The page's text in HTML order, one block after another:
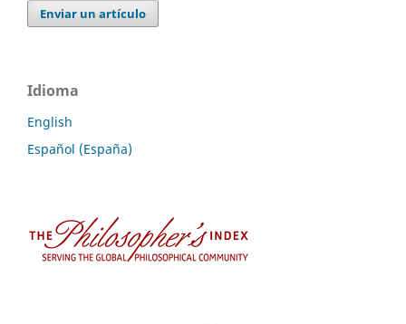
Enviar un artículo
Idioma
English
Español (España)